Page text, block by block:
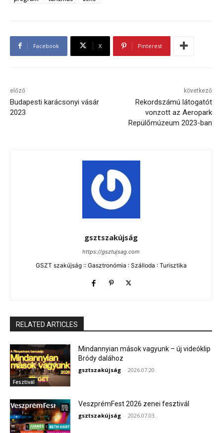
Facebook X Pinterest
előző
Budapesti karácsonyi vásár
2023
következő
Rekordszámú látogatót
vonzott az Aeropark
Repülőmúzeum 2023-ban
gsztszakújság
https://gsztujsag.com
GSZT szakújság :: Gasztronómia : Szálloda : Turisztika
RELATED ARTICLES
Fesztivál
Mindannyian mások vagyunk – új videóklip
Bródy dalához
gsztszakújság - 2026.07.20.
VeszprémFest 2026 zenei fesztivál
gsztszakújság - 2026.07.03.